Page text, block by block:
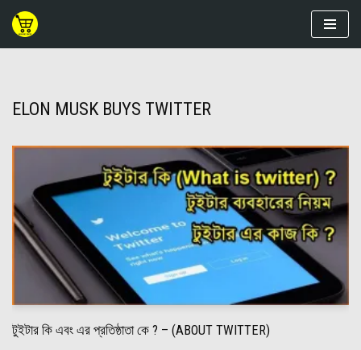
ELON MUSK BUYS TWITTER
টুইটার কি এবং এর প্রতিষ্ঠাতা কে ? – (ABOUT TWITTER)